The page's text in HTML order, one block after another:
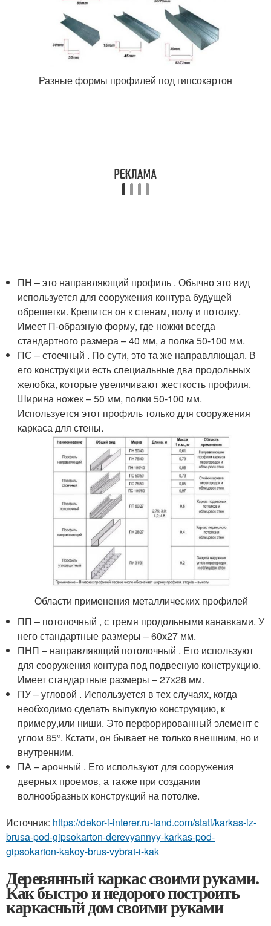
Разные формы профилей под гипсокартон
ПН – это направляющий профиль . Обычно это вид
используется для сооружения контура будущей
обрешетки. Крепится он к стенам, полу и потолку.
Имеет П-образную форму, где ножки всегда
стандартного размера – 40 мм, а полка 50-100 мм.
ПС – стоечный . По сути, это та же направляющая. В
его конструкции есть специальные два продольных
желобка, которые увеличивают жесткость профиля.
Ширина ножек – 50 мм, полки 50-100 мм.
Используется этот профиль только для сооружения
каркаса для стены.
Области применения металлических профилей
ПП – потолочный , с тремя продольными канавками. У
него стандартные размеры – 60х27 мм.
ПНП – направляющий потолочный . Его используют
для сооружения контура под подвесную конструкцию.
Имеет стандартные размеры – 27х28 мм.
ПУ – угловой . Используется в тех случаях, когда
необходимо сделать выпуклую конструкцию, к
примеру,или ниши. Это перфорированный элемент с
углом 85°. Кстати, он бывает не только внешним, но и
внутренним.
ПА – арочный . Его используют для сооружения
дверных проемов, а также при создании
волнообразных конструкций на потолке.
Источник: https://dekor-i-interer.ru-land.com/stati/karkas-iz-
brusa-pod-gipsokarton-derevyannyy-karkas-pod-
gipsokarton-kakoy-brus-vybrat-i-kak
Деревянный каркас своими руками.
Как быстро и недорого построить
каркасный дом своими руками